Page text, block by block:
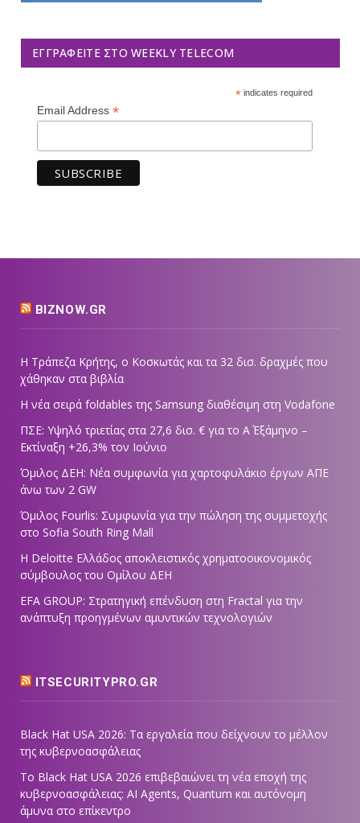
ΕΓΓΡΑΦΕΊΤΕ ΣΤΟ WEEKLY TELECOM
*indicates required
Email Address *
BIZNOW.GR
Η Τράπεζα Κρήτης, ο Κοσκωτάς και τα 32 δισ. δραχμές που
χάθηκαν στα βιβλία
Η νέα σειρά foldables της Samsung διαθέσιμη στη Vodafone
ΠΣΕ: Υψηλό τριετίας στα 27,6 δισ. € για το Α΄ Εξάμηνο –
Εκτίναξη +26,3% τον Ιούνιο
Όμιλος ΔΕΗ: Νέα συμφωνία για χαρτοφυλάκιο έργων ΑΠΕ
άνω των 2 GW
Όμιλος Fourlis: Συμφωνία για την πώληση της συμμετοχής
στο Sofia South Ring Mall
Η Deloitte Ελλάδος αποκλειστικός χρηματοοικονομικός
σύμβουλος του Ομίλου ΔΕΗ
EFA GROUP: Στρατηγική επένδυση στη Fractal για την
ανάπτυξη προηγμένων αμυντικών τεχνολογιών
ITSECURITYPRO.GR
Black Hat USA 2026: Τα εργαλεία που δείχνουν το μέλλον
της κυβερνοασφάλειας
Το Black Hat USA 2026 επιβεβαιώνει τη νέα εποχή της
κυβερνοασφάλειας: AI Agents, Quantum και αυτόνομη
άμυνα στο επίκεντρο